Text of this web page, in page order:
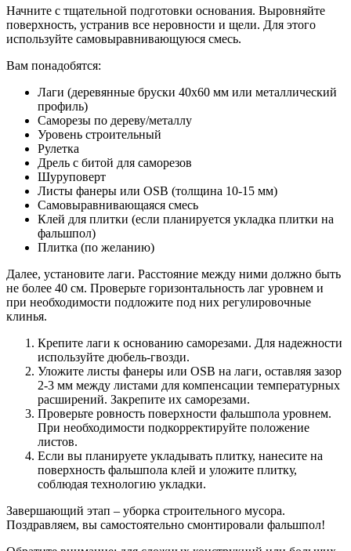
Начните с тщательной подготовки основания. Выровняйте
поверхность, устранив все неровности и щели. Для этого
используйте самовыравнивающуюся смесь.
Вам понадобятся:
Лаги (деревянные бруски 40х60 мм или металлический
профиль)
Саморезы по дереву/металлу
Уровень строительный
Рулетка
Дрель с битой для саморезов
Шуруповерт
Листы фанеры или OSB (толщина 10-15 мм)
Самовыравнивающаяся смесь
Клей для плитки (если планируется укладка плитки на
фальшпол)
Плитка (по желанию)
Далее, установите лаги. Расстояние между ними должно быть
не более 40 см. Проверьте горизонтальность лаг уровнем и
при необходимости подложите под них регулировочные
клинья.
Крепите лаги к основанию саморезами. Для надежности
используйте дюбель-гвозди.
Уложите листы фанеры или OSB на лаги, оставляя зазор
2-3 мм между листами для компенсации температурных
расширений. Закрепите их саморезами.
Проверьте ровность поверхности фальшпола уровнем.
При необходимости подкорректируйте положение
листов.
Если вы планируете укладывать плитку, нанесите на
поверхность фальшпола клей и уложите плитку,
соблюдая технологию укладки.
Завершающий этап – уборка строительного мусора.
Поздравляем, вы самостоятельно смонтировали фальшпол!